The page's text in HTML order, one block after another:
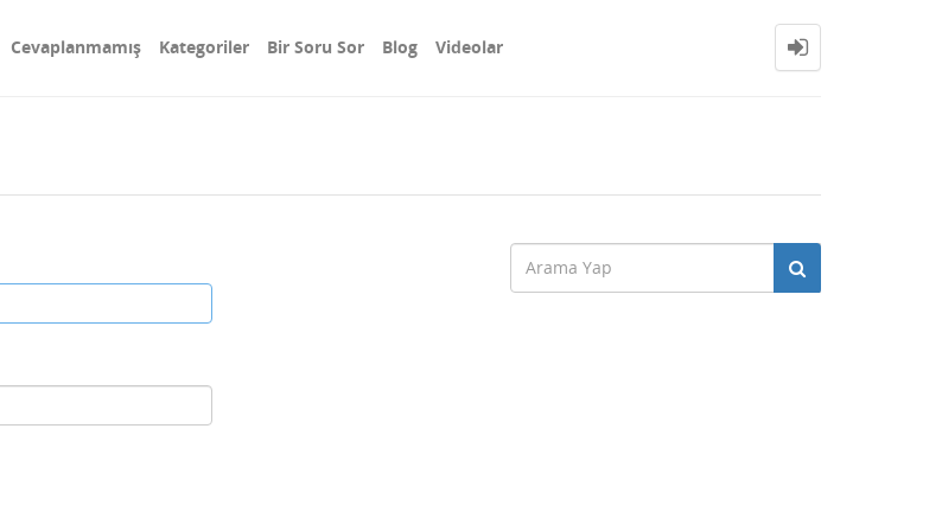
Cevaplanmamış Kategoriler Bir Soru Sor Blog Videolar